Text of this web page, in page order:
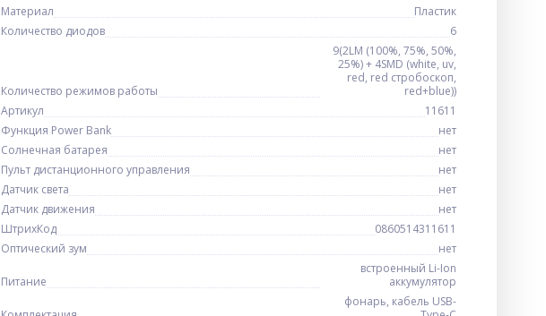
Материал
Пластик
Количество диодов
6
Количество режимов работы
9(2LM (100%, 75%, 50%,
25%) + 4SMD (white, uv,
red, red стробоскоп,
red+blue))
Артикул
11611
Функция Power Bank
нет
Солнечная батарея
нет
Пульт дистанционного управления
нет
Датчик света
нет
Датчик движения
нет
ШтрихКод
0860514311611
Оптический зум
нет
Питание
встроенный Li-Ion
аккумулятор
фонарь, кабель USB-